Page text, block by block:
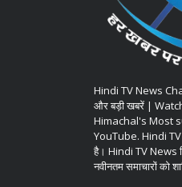
Hindi TV News
और बड़ी खबरें |
Himachal's Most
YouTube. Hindi TV
है। Hindi TV News
नवीनतम समाचारों को